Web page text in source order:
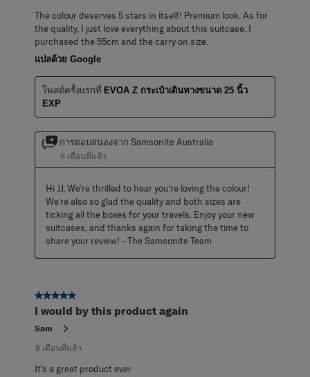
The colour deserves 5 stars in itself! Premium look. As for
the quality, I just love everything about this suitcase. I
purchased the 55cm and the carry on size.
แปลด้วย Google
โพสต์ครั้งแรกที่ EVOA Z กระเป๋าเดินทางขนาด 25 นิ้ว
EXP
การตอบสนองจาก Samsonite Australia
6 เดือนที่แล้ว
Hi JJ, We’re thrilled to hear you’re loving the colour!
We’re also so glad the quality and both sizes are
ticking all the boxes for your travels. Enjoy your new
suitcases, and thanks again for taking the time to
share your review! - The Samsonite Team
5 จาก 5 ดาว
I would by this product again
Sam
8 เดือนที่แล้ว
It's a great product ever